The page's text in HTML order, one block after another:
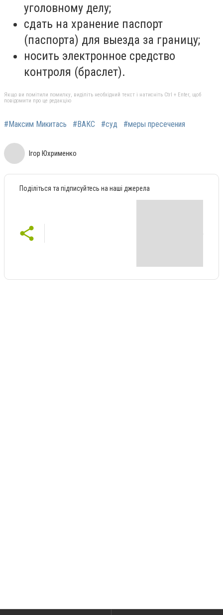
уголовному делу;
сдать на хранение паспорт
(паспорта) для выезда за границу;
носить электронное средство
контроля (браслет).
Якщо ви помітили помилку, виділіть необхідний текст і натисніть Ctrl + Enter, щоб
повідомити про це редакцію
#Максим Микитась #ВАКС #суд #меры пресечения
Ігор Юхрименко
Поділіться та підписуйтесь на наші джерела